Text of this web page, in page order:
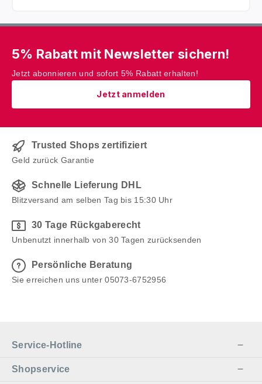
5% Rabatt mit Newsletter sichern!
Jetzt abonnieren und sofort 5% Rabatt erhalten!
Jetzt anmelden
Trusted Shops zertifiziert
Geld zurück Garantie
Schnelle Lieferung DHL
Blitzversand am selben Tag bis 15:30 Uhr
30 Tage Rückgaberecht
Unbenutzt innerhalb von 30 Tagen zurücksenden
Persönliche Beratung
Sie erreichen uns unter 05073-6752956
Service-Hotline
Shopservice